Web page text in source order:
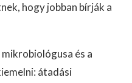
hogy jobban bírják a
és a
átadási